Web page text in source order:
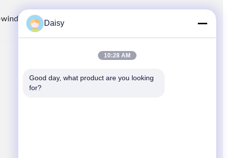
winding.com
Daisy
10:28 AM
Good day, what product are you looking
for?